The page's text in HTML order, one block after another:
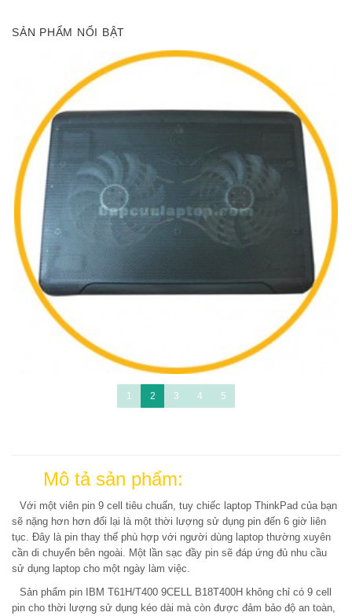
SẢN PHẨM NỔI BẬT
1 2 3 4 5
Mô tả sản phẩm:
Với một viên pin 9 cell tiêu chuẩn, tuy chiếc laptop ThinkPad của bạn
sẽ nặng hơn hơn đổi lại là một thời lượng sử dụng pin đến 6 giờ liên
tục. Đây là pin thay thế phù hợp với người dùng laptop thường xuyên
cần di chuyển bên ngoài. Một lần sạc đầy pin sẽ đáp ứng đủ nhu cầu
sử dụng laptop cho một ngày làm việc.
Sản phẩm pin IBM T61H/T400 9CELL B18T400H không chỉ có 9 cell
pin cho thời lượng sử dụng kéo dài mà còn được đảm bảo độ an toàn,